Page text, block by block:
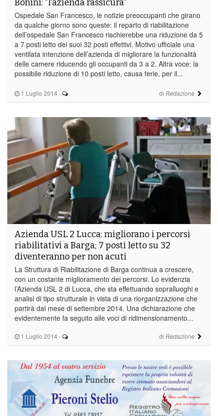
1 Luglio 2014 - di Redazione
Bonini: “l’azienda rassicura”
Ospedale San Francesco, le notizie preoccupanti che girano
da qualche giorno sono queste: il reparto di riabilitazione
dell’ospedale San Francesco rischierebbe una riduzione da 5
a 7 posti letto dei suoi 32 posti effettivi. Motivo ufficiale una
ventilata intenzione dell’azienda di migliorare la funzionalità
delle camere riducendo gli occupanti da 3 a 2. Altra voce: la
possibile riduzione di 10 posti letto, causa ferie, per il...
1 Luglio 2014 - di Redazione
Azienda USL 2 Lucca: migliorano i percorsi
riabilitativi a Barga; 7 posti letto su 32
diventeranno per non acuti
La Struttura di Riabilitazione di Barga continua a crescere,
con un costante miglioramento dei percorsi. Lo evidenzia
l’Azienda USL 2 di Lucca, che sta effettuando sopralluoghi e
analisi di tipo strutturale in vista di una riorganizzazione che
partirà dal mese di settembre 2014. Una dichiarazione che
evidentemente fa seguito alle voci di ridimensionamento...